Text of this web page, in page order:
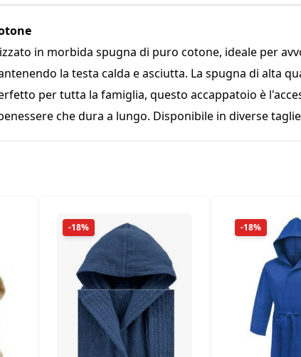
in morbida spugna di puro cotone, ideale per
la testa calda e asciutta. La spugna di alta
per tutta la famiglia, questo accappatoio è
che dura a lungo. Disponibile in diverse
-18% -18%